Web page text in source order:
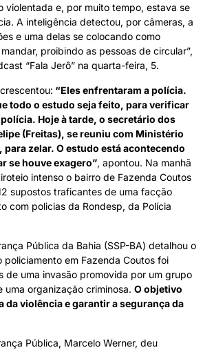
violentada e, por muito tempo, estava se
A inteligência detectou, por câmeras, a
e uma delas se colocando como
proibindo as pessoas de circular”,
“Fala Jerô” na quarta-feira, 5.
“Eles enfrentaram a polícia.
todo o estudo seja feito, para verificar
Hoje à tarde, o secretário dos
(Freitas), se reuniu com Ministério
para zelar. O estudo está acontecendo
se houve exagero”, apontou. Na manhã
intenso o bairro de Fazenda Coutos
supostos traficantes de uma facção
com policias da Rondesp, da Polícia
Pública da Bahia (SSP-BA) detalhou o
policiamento em Fazenda Coutos foi
de uma invasão promovida por um grupo
organização criminosa. O objetivo
da violência e garantir a segurança da
Pública, Marcelo Werner, deu